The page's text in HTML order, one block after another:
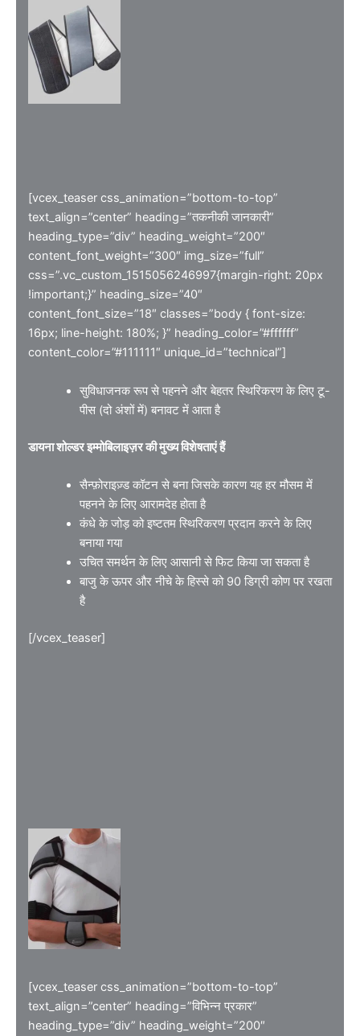
[vcex_teaser css_animation=”bottom-to-top”
text_align=”center” heading=”तकनीकी जानकारी”
heading_type=”div” heading_weight=”200″
content_font_weight=”300″ img_size=”full”
css=”.vc_custom_1515056246997{margin-right: 20px
!important;}” heading_size=”40″
content_font_size=”18″ classes=”body { font-size:
16px; line-height: 180%; }” heading_color=”#ffffff”
content_color=”#111111″ unique_id=”technical”]
सुविधाजनक रूप से पहनने और बेहतर स्थिरिकरण के लिए टू-
पीस (दो अंशों में) बनावट में आता है
डायना शोल्डर इम्मोबिलाइज़र की मुख्य विशेषताएं हैं
सैन्फ़ोराइज़्ड कॉटन से बना जिसके कारण यह हर मौसम में
पहनने के लिए आरामदेह होता है
कंधे के जोड़ को इष्टतम स्थिरिकरण प्रदान करने के लिए
बनाया गया
उचित समर्थन के लिए आसानी से फिट किया जा सकता है
बाजु के ऊपर और नीचे के हिस्से को 90 डिग्री कोण पर रखता
है
[/vcex_teaser]
[vcex_teaser css_animation=”bottom-to-top”
text_align=”center” heading=”विभिन्न प्रकार”
heading_type=”div” heading_weight=”200″